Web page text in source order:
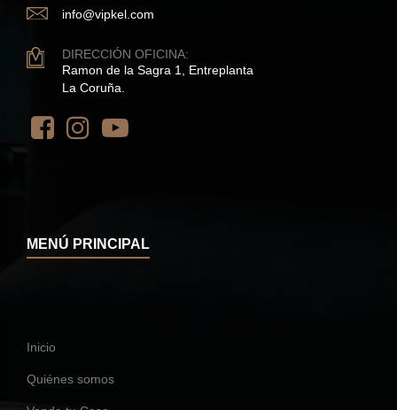
info@vipkel.com
DIRECCIÓN OFICINA:
Ramon de la Sagra 1, Entreplanta
La Coruña.
MENÚ PRINCIPAL
Inicio
Quiénes somos